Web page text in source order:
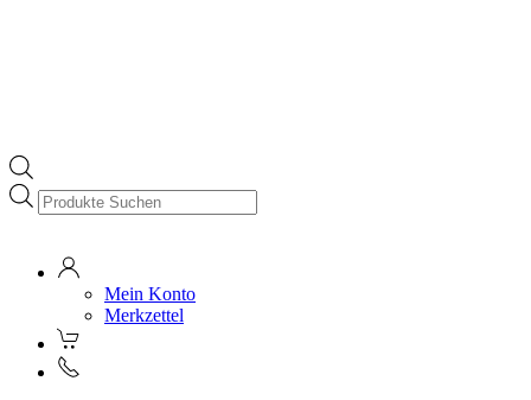
Products
search
Mein Konto
Merkzettel